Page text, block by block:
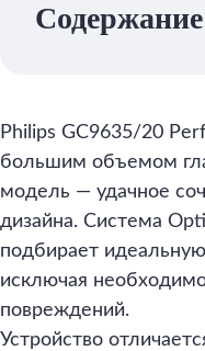
Содержание
Philips GC9635/20
большим объемом
модель — удачное
дизайна. Система
подбирает
исключая
повреждений.
Устройство